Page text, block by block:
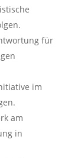
für
im
am
in